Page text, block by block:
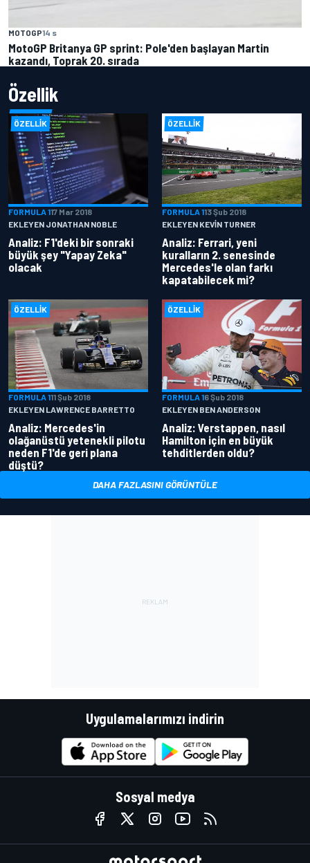
MOTOGP14 s
MotoGP Britanya GP sprint: Pole'den başlayan Martin
kazandı, Toprak 20. sırada
Özellik
ÖZELLIK
FORMULA 117 Mar 2018
EKLEYEN JONATHAN NOBLE
Analiz: F1'deki bir sonraki
büyük şey "Yapay Zeka"
olacak
ÖZELLIK
FORMULA 113 Şub 2018
EKLEYEN KEVIN TURNER
Analiz: Ferrari, yeni
kuralların 2. senesinde
Mercedes'le olan farkı
kapatabilecek mi?
ÖZELLIK
FORMULA 111 Şub 2018
EKLEYEN LAWRENCE BARRETTO
Analiz: Mercedes'in
olağanüstü yetenekli pilotu
neden F1'de geri plana
düştü?
ÖZELLIK
FORMULA 16 Şub 2018
EKLEYEN BEN ANDERSON
Analiz: Verstappen, nasıl
Hamilton için en büyük
tehditlerden oldu?
DAHA FAZLASINI GÖRÜNTÜLE
Uygulamalarımızı indirin
Sosyal medya